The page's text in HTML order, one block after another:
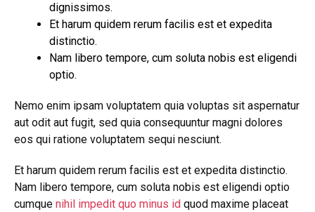
dignissimos.
Et harum quidem rerum facilis est et expedita
distinctio.
Nam libero tempore, cum soluta nobis est eligendi
optio.
Nemo enim ipsam voluptatem quia voluptas sit aspernatur
aut odit aut fugit, sed quia consequuntur magni dolores
eos qui ratione voluptatem sequi nesciunt.
Et harum quidem rerum facilis est et expedita distinctio.
Nam libero tempore, cum soluta nobis est eligendi optio
cumque nihil impedit quo minus id quod maxime placeat